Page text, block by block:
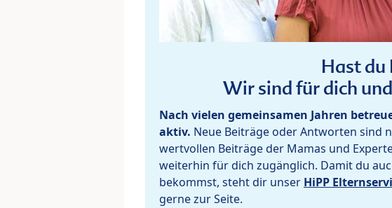
Hast du
Wir sind für dich
Nach vielen gemeinsamen Jahren
aktiv. Neue Beiträge oder Antworten sind
wertvollen Beiträge der Mamas und
weiterhin für dich zugänglich. Damit du
bekommst, steht dir unser HiPP
gerne zur Seite.